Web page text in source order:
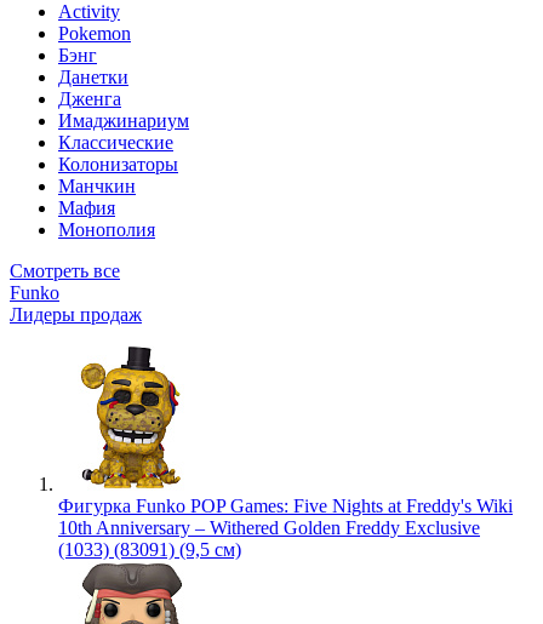
Activity
Pokemon
Бэнг
Данетки
Дженга
Имаджинариум
Классические
Колонизаторы
Манчкин
Мафия
Монополия
Смотреть все
Funko
Лидеры продаж
Фигурка Funko POP Games: Five Nights at Freddy's Wiki
10th Anniversary – Withered Golden Freddy Exclusive
(1033) (83091) (9,5 см)